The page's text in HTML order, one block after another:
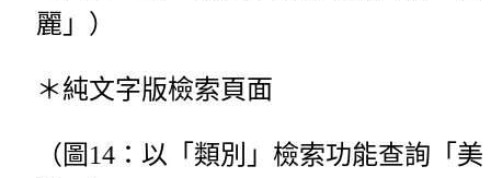
麗」）
＊純文字版檢索頁面
（圖14：以「類別」檢索功能查詢「美